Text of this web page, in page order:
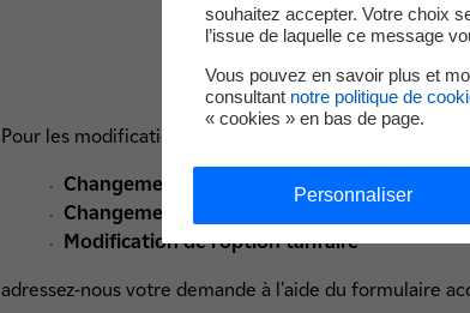
Pour les modifications suivantes :
Changement de nom du titulaire
Changement de puissance
Modification de l’option tarifaire
adressez-nous votre demande à l'aide du formulaire
souhaitez accepter. Votre choix
l’issue de laquelle ce message
Vous pouvez en savoir plus et
consultant notre politique de
« cookies » en bas de page.
Personnaliser